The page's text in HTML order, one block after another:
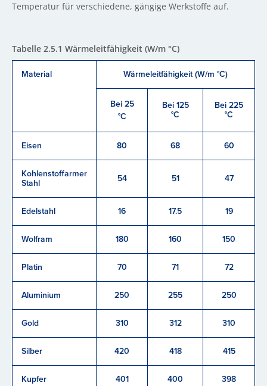
Temperatur für verschiedene, gängige Werkstoffe auf.
Tabelle 2.5.1 Wärmeleitfähigkeit (W/m °C)
Material Wärmeleitfähigkeit (W/m °C)
Bei 25
°C
Bei 125
°C
Bei 225
°C
Eisen 80 68 60
Kohlenstoffarmer
Stahl 54 51 47
Edelstahl 16 17.5 19
Wolfram 180 160 150
Platin 70 71 72
Aluminium 250 255 250
Gold 310 312 310
Silber 420 418 415
Kupfer 401 400 398